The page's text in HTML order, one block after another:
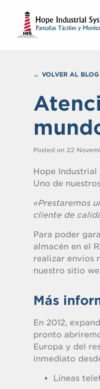
VOLVER AL BLOG
Posted on 22
Hope Industrial
Uno de
«Prestaremos
cliente de
Para poder
almacén en el
realizar envíos
nuestro sitio
Más
En 2012,
pronto
Europa y del
inmediato
Líneas